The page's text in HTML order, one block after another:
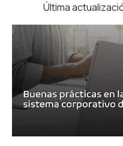
Última